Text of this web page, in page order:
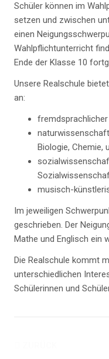
Schüler können im
setzen und zwischen
einen
Wahlpflichtunterricht
Ende der Klasse 10
Unsere Realschule
an:
Biologie, Chemie,
musisch-
Im jeweiligen
geschrieben. Der
Mathe und Englisch ein
Die Realschule kommt
unterschiedlichen
Schülerinnen und